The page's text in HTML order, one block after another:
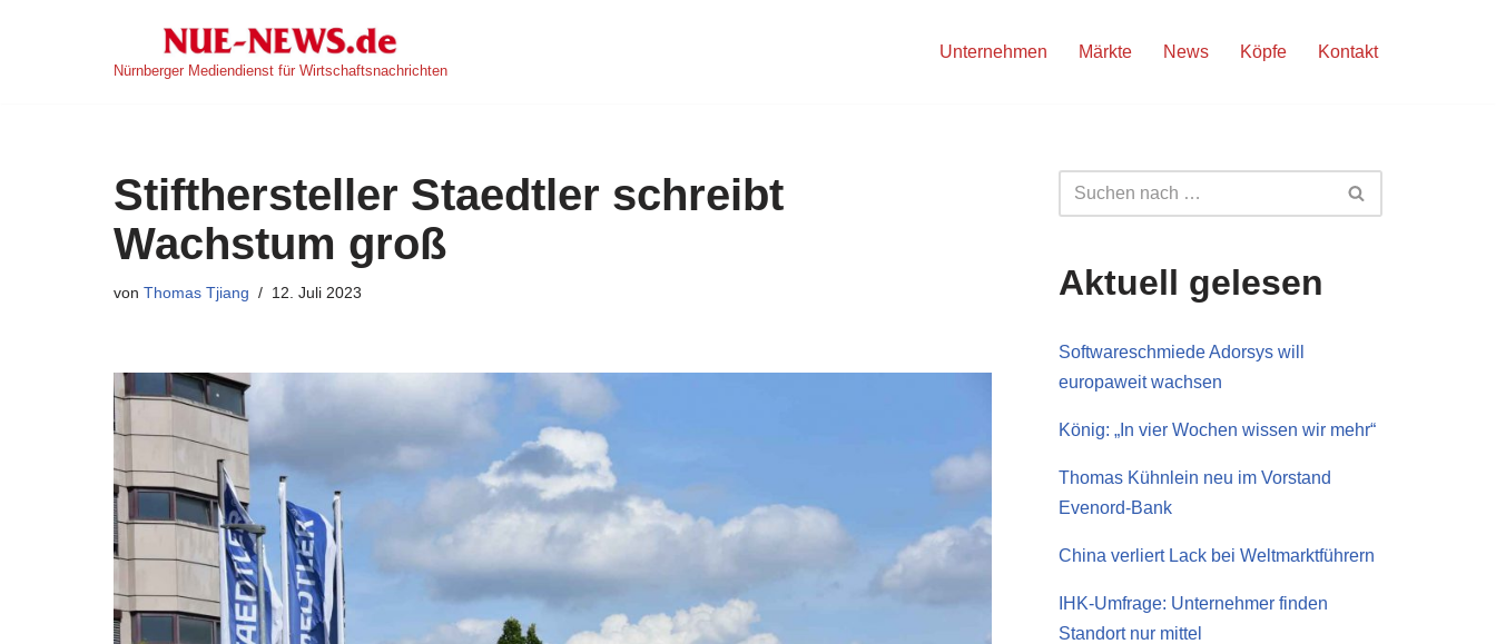
Nürnberger Mediendienst für Wirtschaftsnachrichten
Unternehmen Märkte News Köpfe Kontakt
Stifthersteller Staedtler schreibt
Wachstum groß
von Thomas Tjiang 12. Juli 2023 Aktuell gelesen
Softwareschmiede Adorsys will
europaweit wachsen
König: „In vier Wochen wissen wir mehr“
Thomas Kühnlein neu im Vorstand
Evenord-Bank
China verliert Lack bei Weltmarktführern
IHK-Umfrage: Unternehmer finden
Standort nur mittel